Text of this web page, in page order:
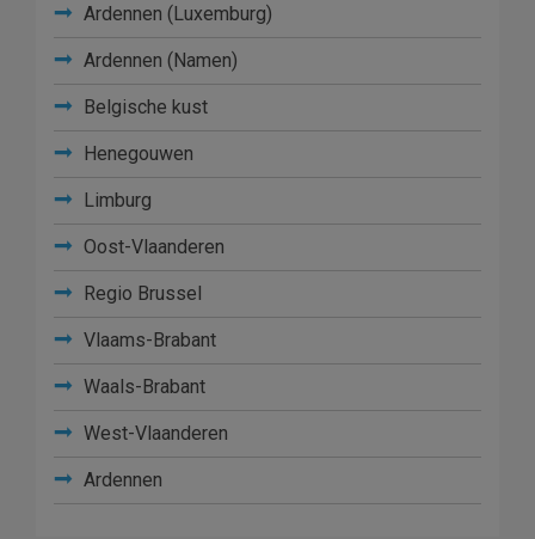
Ardennen (Luxemburg)
Ardennen (Namen)
Belgische kust
Henegouwen
Limburg
Oost-Vlaanderen
Regio Brussel
Vlaams-Brabant
Waals-Brabant
West-Vlaanderen
Ardennen